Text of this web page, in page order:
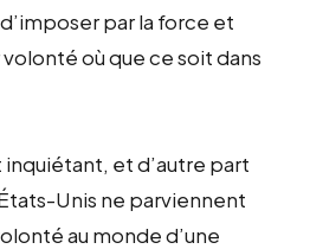
par la force et
où que ce soit dans
inquiétant, et d’autre part
Unis ne parviennent
au monde d’une